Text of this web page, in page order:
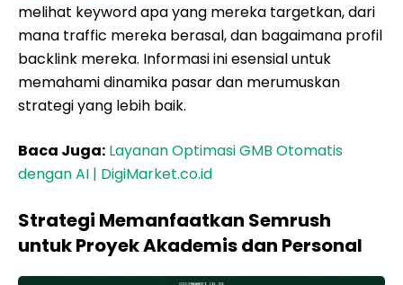
melihat keyword apa yang mereka targetkan, dari
mana traffic mereka berasal, dan bagaimana profil
backlink mereka. Informasi ini esensial untuk
memahami dinamika pasar dan merumuskan
strategi yang lebih baik.
Baca Juga: Layanan Optimasi GMB Otomatis
dengan AI | DigiMarket.co.id
Strategi Memanfaatkan Semrush
untuk Proyek Akademis dan Personal